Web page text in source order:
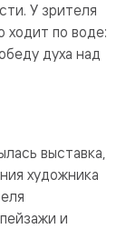
У зрителя
ходит по воде:
духа над
выставка,
художника
и